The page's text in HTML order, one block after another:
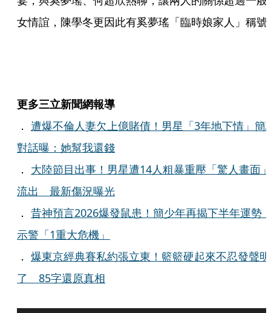
女情誼，陳學冬更因此有奚夢瑤「臨時娘家人」稱號
更多三立新聞網報導
． 遭爆不倫人妻欠上億賭債！男星「3年地下情」簡
對話曝：她幫我還錢
． 大陸節目出事！男星遭14人粗暴重壓「驚人畫面」
流出 最新傷況曝光
． 昔神預言2026爆發鼠患！簡少年再揭下半年運
示警「1重大危機」
． 爆東京經典賽私約張立東！籃籃硬起來不忍發聲明
了 85字還原真相